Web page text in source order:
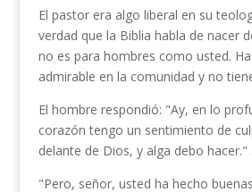
El pastor era algo liberal en su
verdad que la Biblia habla de nacer
no es para hombres como usted.
admirable en la comunidad y no
El hombre respondió: "Ay, en lo
corazón ten­go un sentimiento de
delante de Dios, y alga debo hacer." .
"Pero, señor, usted ha hecho